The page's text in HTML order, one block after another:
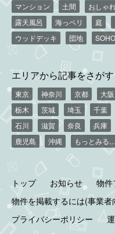
マンション
土間 おしゃ
露天風呂
海っペリ 庭
ウッドデッキ
団地 SOHO
エリアから記事をさがす
東京 神奈川 京都 大阪
栃木
茨城 埼玉 千葉
石川
滋賀 奈良 兵庫
鹿児島
沖縄 もっとみる…
トップ お知らせ 物件
物件を掲載するには(事業者
プライバシーポリシー